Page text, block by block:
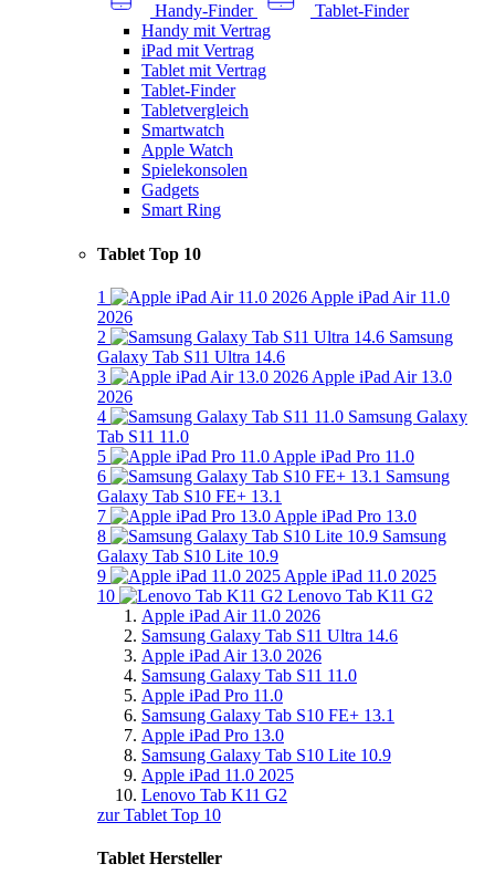
Handy-Finder
Tablet-Finder
Handy mit Vertrag
iPad mit Vertrag
Tablet mit Vertrag
Tablet-Finder
Tabletvergleich
Smartwatch
Apple Watch
Spielekonsolen
Gadgets
Smart Ring
Tablet Top 10
1
Apple iPad Air 11.0
2026
2
Samsung
Galaxy Tab S11 Ultra 14.6
3
Apple iPad Air 13.0
2026
4
Samsung Galaxy
Tab S11 11.0
5
Apple iPad Pro 11.0
6
Samsung
Galaxy Tab S10 FE+ 13.1
7
Apple iPad Pro 13.0
8
Samsung
Galaxy Tab S10 Lite 10.9
9
Apple iPad 11.0 2025
10
Lenovo Tab K11 G2
Apple iPad Air 11.0 2026
Samsung Galaxy Tab S11 Ultra 14.6
Apple iPad Air 13.0 2026
Samsung Galaxy Tab S11 11.0
Apple iPad Pro 11.0
Samsung Galaxy Tab S10 FE+ 13.1
Apple iPad Pro 13.0
Samsung Galaxy Tab S10 Lite 10.9
Apple iPad 11.0 2025
Lenovo Tab K11 G2
zur Tablet Top 10
Tablet Hersteller